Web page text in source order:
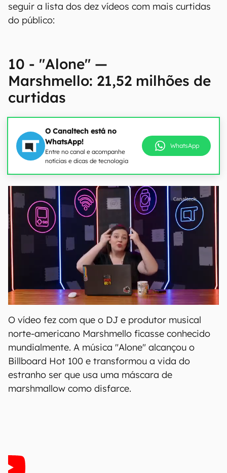
seguir a lista dos dez vídeos com mais curtidas
do público:
10 - "Alone" —
Marshmello: 21,52 milhões de
curtidas
O Canaltech está no
WhatsApp!
Entre no canal e acompanhe
notícias e dicas de tecnologia
WhatsApp
O vídeo fez com que o DJ e produtor musical
norte-americano Marshmello ficasse conhecido
mundialmente. A música "Alone" alcançou o
Billboard Hot 100 e transformou a vida do
estranho ser que usa uma máscara de
marshmallow como disfarce.